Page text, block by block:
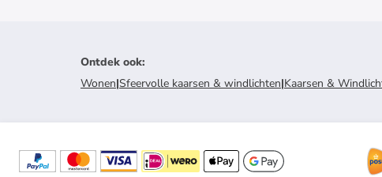
Ontdek ook:
Wonen|Sfeervolle kaarsen & windlichten|Kaarsen &